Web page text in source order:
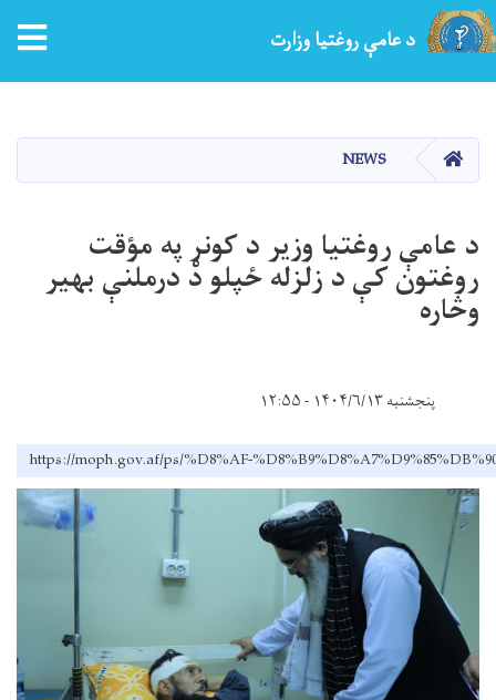
د عامې روغتیا وزارت
کور NEWS
د عامې روغتیا وزیر د کونړ په مؤقت
روغتون کې د زلزله‌ ځپلو د درملنې بهیر
وڅاره
پنجشنبه ۱۴۰۴/۶/۱۳ - ۱۲:۵۵
https://moph.gov.af/ps/%D8%AF-